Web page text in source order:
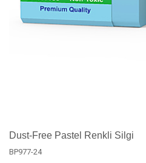
Dust-Free Pastel Renkli Silgi
BP977-24